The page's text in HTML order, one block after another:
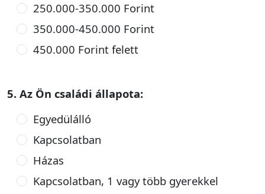
250.000-350.000 Forint
350.000-450.000 Forint
450.000 Forint felett
5. Az Ön családi állapota:
Egyedülálló
Kapcsolatban
Házas
Kapcsolatban, 1 vagy több gyerekkel